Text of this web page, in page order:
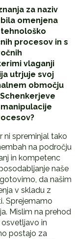
za naziv
omenjena
procesov in s
vlaganji
utrjuje svoj
območju
ni spreminjal tako
na področju
in kompetenc
naše
da našim
v skladu z
Sprejemamo
Mislim na prehod
osvetljavo in
postajo za